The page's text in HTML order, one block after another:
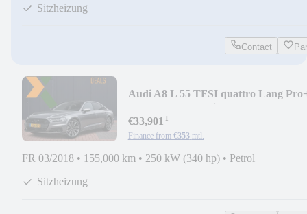
Sitzheizung
Contact
Audi A8 L 55 TFSI quattro Lang
€33,901 ¹
Finance from €353 mtl.
FR 03/2018 • 155,000 km • 250 kW (340 hp) • Petrol
Sitzheizung